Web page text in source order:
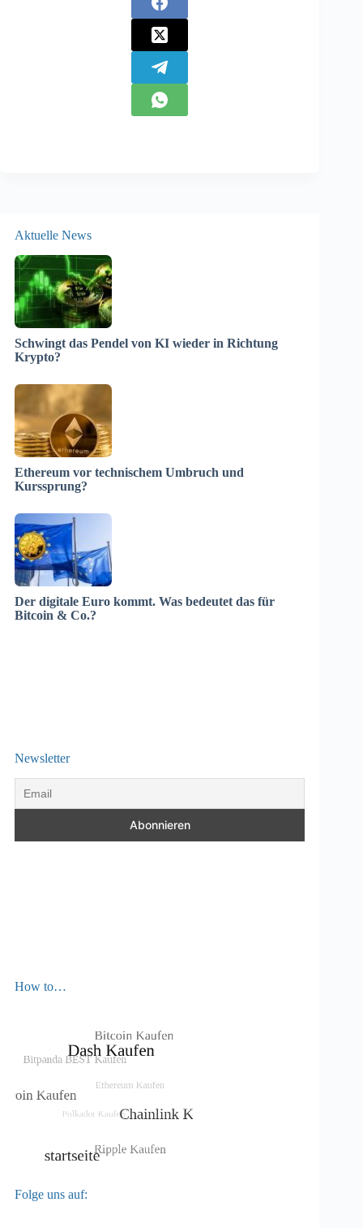
Aktuelle News
Schwingt das Pendel von KI wieder in Richtung
Krypto?
Ethereum vor technischem Umbruch und
Kurssprung?
Der digitale Euro kommt. Was bedeutet das für
Bitcoin & Co.?
Newsletter
How to…
Folge uns auf: